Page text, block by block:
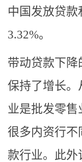
中国发放贷款
3.32%。
带动贷款下
保持了增长。
业是批发零售
很多内资行不
款行业。此